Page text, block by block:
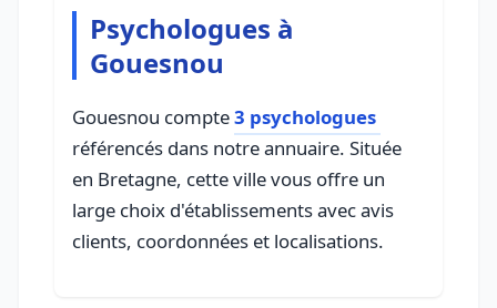
Psychologues à
Gouesnou
Gouesnou compte3 psychologues
référencés dans notre annuaire. Située
en Bretagne, cette ville vous offre un
large choix d'établissements avec avis
clients, coordonnées et localisations.